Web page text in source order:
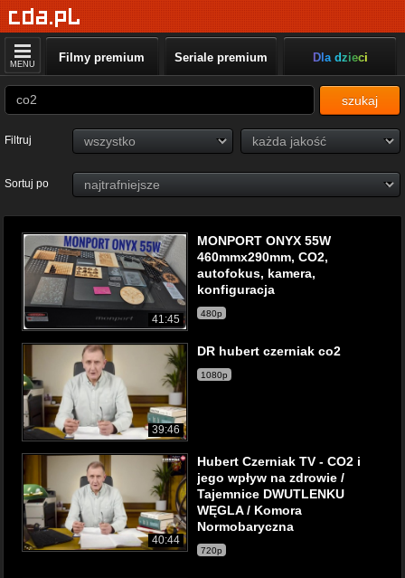
MENU Filmy premium Seriale premium Dla dzieci
szukaj
Filtruj
Sortuj po
41:45
MONPORT ONYX 55W
460mmx290mm, CO2,
autofokus, kamera,
konfiguracja
480p
39:46
DR hubert czerniak co2
1080p
40:44
Hubert Czerniak TV - CO2 i
jego wpływ na zdrowie /
Tajemnice DWUTLENKU
WĘGLA / Komora
Normobaryczna
720p